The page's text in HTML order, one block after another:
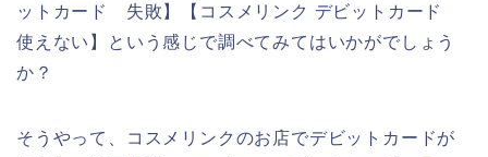
ットカード 失敗】【コスメリンク デビットカード
使えない】という感じで調べてみてはいかがでしょう
か？
そうやって、コスメリンクのお店でデビットカードが